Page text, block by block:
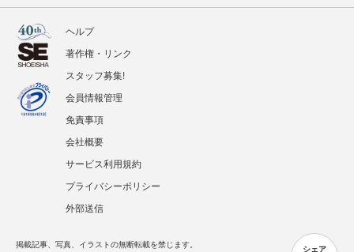
シェア
ヘルプ
著作権・リンク
スタッフ募集!
会員情報管理
免責事項
会社概要
サービス利用規約
プライバシーポリシー
外部送信
掲載記事、写真、イラストの無断転載を禁じます。